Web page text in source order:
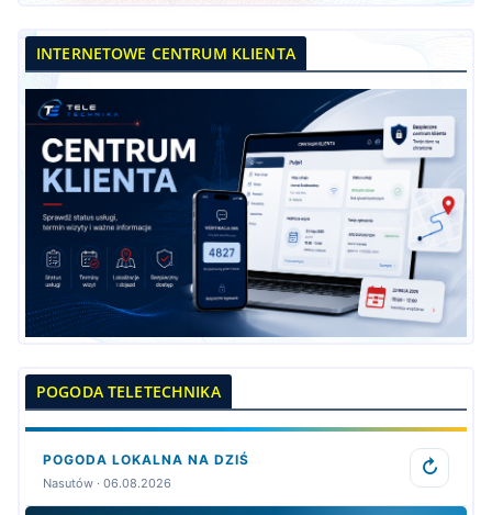
INTERNETOWE CENTRUM KLIENTA
POGODA TELETECHNIKA
POGODA LOKALNA NA DZIŚ
Nasutów · 06.08.2026
↻